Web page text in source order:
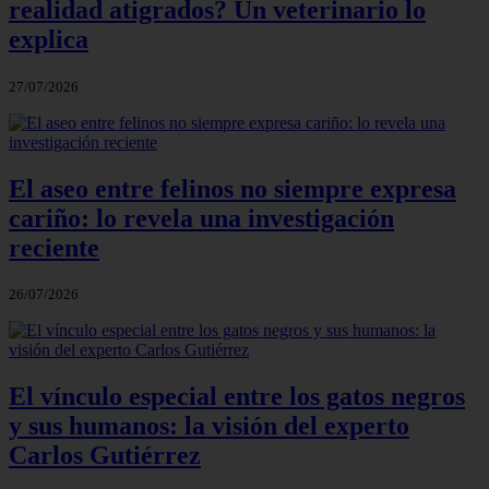
realidad atigrados? Un veterinario lo
explica
27/07/2026
El aseo entre felinos no siempre expresa
cariño: lo revela una investigación
reciente
26/07/2026
El vínculo especial entre los gatos negros
y sus humanos: la visión del experto
Carlos Gutiérrez